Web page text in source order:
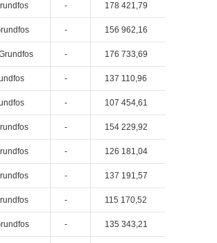
- 178 421,79
- 156 962,16
- 176 733,69
- 137 110,96
- 107 454,61
- 154 229,92
- 126 181,04
- 137 191,57
- 115 170,52
- 135 343,21